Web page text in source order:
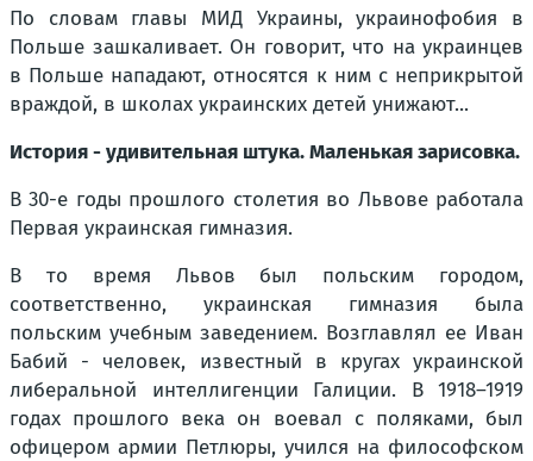
По словам главы МИД Украины, украинофобия в
Польше зашкаливает. Он говорит, что на украинцев
в Польше нападают, относятся к ним с неприкрытой
враждой, в школах украинских детей унижают...
История - удивительная штука. Маленькая зарисовка.
В 30-е годы прошлого столетия во Львове работала
Первая украинская гимназия.
В то время Львов был польским городом,
соответственно, украинская гимназия была
польским учебным заведением. Возглавлял ее Иван
Бабий - человек, известный в кругах украинской
либеральной интеллигенции Галиции. В 1918–1919
годах прошлого века он воевал с поляками, был
офицером армии Петлюры, учился на философском